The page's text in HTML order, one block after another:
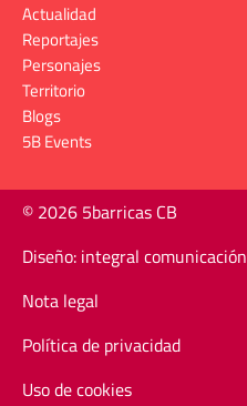
Actualidad
Reportajes
Personajes
Territorio
Blogs
5B Events
© 2026 5barricas CB
Diseño: integral comunicación
Nota legal
Política de privacidad
Uso de cookies